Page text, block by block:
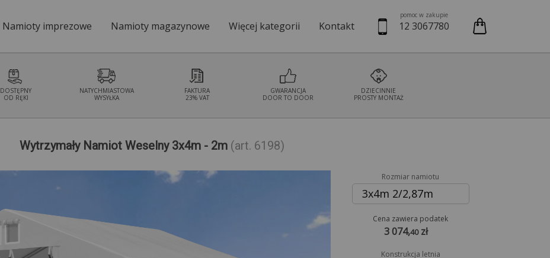
Namioty imprezowe Namioty magazynowe Więcej kategorii
Namioty cateringowe
Kontakt
pomoc w zakupie
12 3067780
DOSTĘPNY
OD RĘKI
NATYCHMIASTOWA
WYSYŁKA
FAKTURA
23% VAT
GWARANCJA
DOOR TO DOOR
DZIECINNIE
PROSTY MONTAŻ
Wytrzymały Namiot Weselny 3x4m - 2m (art. 6198)
Rozmiar namiotu
3x4m 2/2,87m
Cena zawiera podatek
3 074,40 zł
Konstrukcja letnia